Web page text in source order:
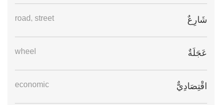
شَارِعٌ road, street
عَجَلَةٌ wheel
اقْتِصَادِيٌّ economic